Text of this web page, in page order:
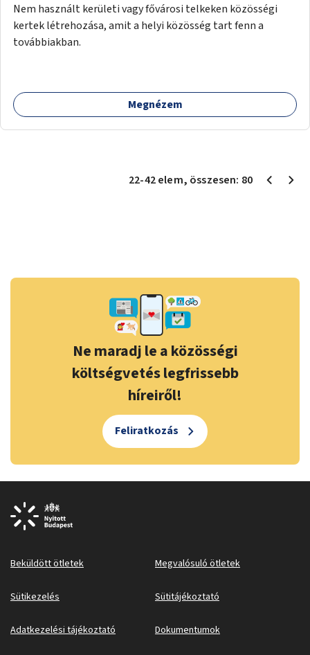
Nem használt kerületi vagy fővárosi telkeken közösségi
kertek létrehozása, amit a helyi közösség tart fenn a
továbbiakban.
Megnézem
22-42elem, összesen: 80
Ne maradj le a közösségi
költségvetés legfrissebb
híreiről!
Feliratkozás
Beküldött ötletek Megvalósuló ötletek
Sütikezelés Sütitájékoztató
Adatkezelési tájékoztató Dokumentumok